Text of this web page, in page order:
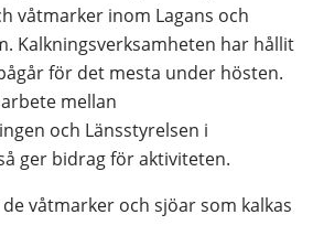
våtmarker inom Lagans och
Kalkningsverksamheten har hållit
för det mesta under hösten.
mellan
och Länsstyrelsen i
ger bidrag för aktiviteten.
våtmarker och sjöar som kalkas